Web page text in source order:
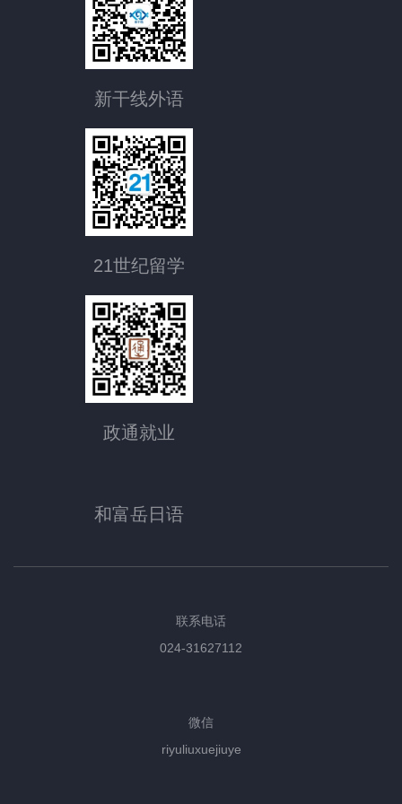
新干线外语
21世纪留学
政通就业
和富岳日语
联系电话
024-31627112
微信
riyuliuxuejiuye